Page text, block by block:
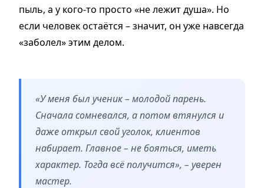
пыль, а у кого-то просто «не лежит душа». Но
если человек остаётся – значит, он уже навсегда
«заболел» этим делом.
«У меня был ученик – молодой парень.
Сначала сомневался, а потом втянулся и
даже открыл свой уголок, клиентов
набирает. Главное – не бояться, иметь
характер. Тогда всё получится», – уверен
мастер.